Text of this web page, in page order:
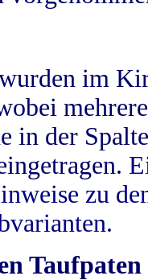
im
in der
zu
Taufpaten